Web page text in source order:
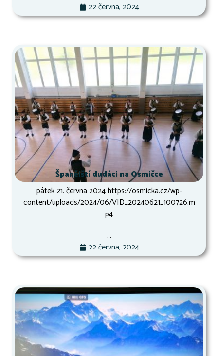
22 června, 2024
Španělští dudáci na Osmičce
pátek 21. června 2024 https://osmicka.cz/wp-
content/uploads/2024/06/VID_20240621_100726.m
p4
...
22 června, 2024